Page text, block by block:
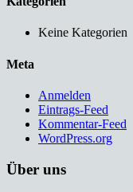
Keine Kategorien
Meta
Anmelden
Eintrags-Feed
Kommentar-Feed
WordPress.org
Über uns